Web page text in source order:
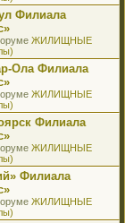
Филиала
ЖИЛИЩНЫЕ
Ола Филиала
ЖИЛИЩНЫЕ
Филиала
ЖИЛИЩНЫЕ
Филиала
ЖИЛИЩНЫЕ